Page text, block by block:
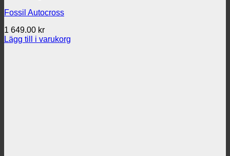
Fossil Autocross
1 649.00 kr
Lägg till i varukorg